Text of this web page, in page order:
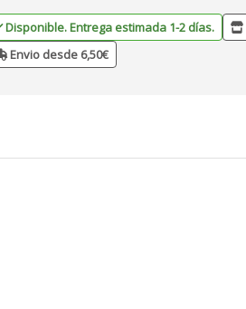
Disponible. Entrega estimada 1-2 días.
Envio desde 6,50€